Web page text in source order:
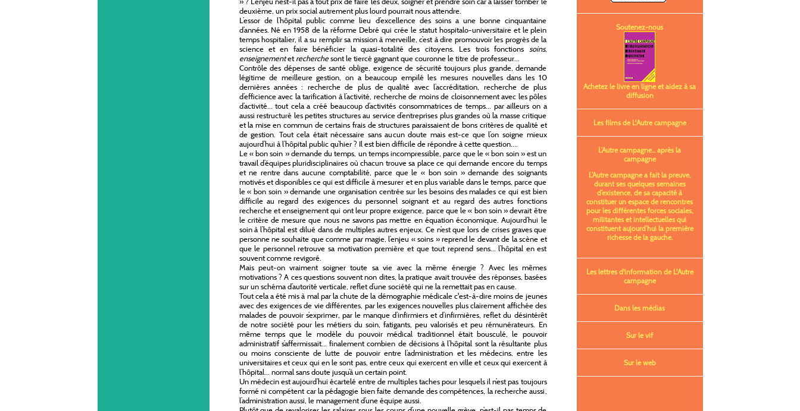
deuxième, un prix social autrement plus lourd pourrait nous attendre.
L’essor de l’hôpital public comme lieu d’excellence des soins a une bonne cinquantaine
d’années. Né en 1958 de la réforme Debré qui crée le statut hospitalo-universitaire et le plein
temps hospitalier, il a su remplir sa mission à merveille, c’est à dire promouvoir les progrès de la
science et en faire bénéficier la quasi-totalité des citoyens. Les trois fonctions soins,
enseignementetrecherchesont le tiercé gagnant que couronne le titre de professeur…
Contrôle des dépenses de santé oblige, exigence de sécurité toujours plus grande, demande
légitime de meilleure gestion, on a beaucoup empilé les mesures nouvelles dans les 10
dernières années : recherche de plus de qualité avec l’accréditation, recherche de plus
d’efficience avec la tarification à l’activité, recherche de moins de cloisonnement avec les pôles
d’activité… tout cela a créé beaucoup d’activités consommatrices de temps… par ailleurs on a
aussi restructuré les petites structures au service d’entreprises plus grandes où la masse critique
et la mise en commun de certains frais de structures paraissaient de bons critères de qualité et
de gestion. Tout cela était nécessaire sans aucun doute mais est-ce que l’on soigne mieux
aujourd’hui à l’hôpital public qu’hier ? Il est bien difficile de répondre à cette question….
Le « bon soin » demande du temps, un temps incompressible, parce que le « bon soin » est un
travail d’équipes pluridisciplinaires où chacun trouve sa place ce qui demande encore du temps
et ne rentre dans aucune comptabilité, parce que le « bon soin » demande des soignants
motivés et disponibles ce qui est difficile à mesurer et en plus variable dans le temps, parce que
le « bon soin » demande une organisation centrée sur les besoins des malades ce qui est bien
difficile au regard des exigences du personnel soignant et au regard des autres fonctions
recherche et enseignement qui ont leur propre exigence, parce que le « bon soin » devrait être
le critère de mesure que nous ne savons pas mettre en équation économique. Aujourd’hui le
soin à l’hôpital est dilué dans de multiples autres enjeux. Ce n’est que lors de crises graves que
personne ne souhaite que comme par magie, l’enjeu « soins » reprend le devant de la scène et
que le personnel retrouve sa motivation première et que tout reprend sens… l’hôpital en est
souvent comme revigoré.
Mais peut-on vraiment soigner toute sa vie avec la même énergie ? Avec les mêmes
motivations ? A ces questions souvent non dites, la pratique avait trouvée des réponses, basées
sur un schéma d’autorité verticale, reflet d’une société qui ne la remettait pas en cause.
Tout cela a été mis à mal par la chute de la démographie médicale c'est-à-dire moins de jeunes
avec des exigences de vie différentes, par les exigences nouvelles plus clairement affichée des
malades de pouvoir s’exprimer, par le manque d’infirmiers et d’infirmières, reflet du désintérêt
de notre société pour les métiers du soin, fatigants, peu valorisés et peu rémunérateurs. En
même temps que le modèle du pouvoir médical traditionnel était bousculé, le pouvoir
administratif s’affermissait… finalement combien de décisions à l’hôpital sont la résultante plus
ou moins consciente de lutte de pouvoir entre l’administration et les médecins, entre les
universitaires et ceux qui en le sont pas, entre ceux qui exercent en ville et ceux qui exercent à
l’hôpital… normal sans doute jusqu’à un certain point.
Un médecin est aujourd’hui écartelé entre de multiples taches pour lesquels il n’est pas toujours
formé ni compétent car la pédagogie bien faite demande des compétences, la recherche aussi,
l’administration aussi, le management d’une équipe aussi.
Soutenez-nous
Achetez le livre en ligne et aidez à sa
diffusion
Les films de L'Autre campagne
L’Autre campagne... après la
campagne
L’Autre campagne a fait la preuve,
durant ses quelques semaines
d’existence, de sa capacité à
constituer un espace de rencontres
pour les différentes forces sociales,
militantes et intellectuelles qui
constituent aujourd’hui la première
richesse de la gauche.
Les lettres d'information de L'Autre
campagne
Dans les médias
Sur le vif
Sur le web